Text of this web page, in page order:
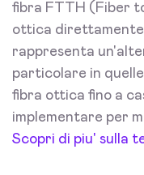
fibra FTTH (Fiber
ottica
rappresenta
particolare in
fibra ottica fino a
implementare per
Scopri di piu' sulla